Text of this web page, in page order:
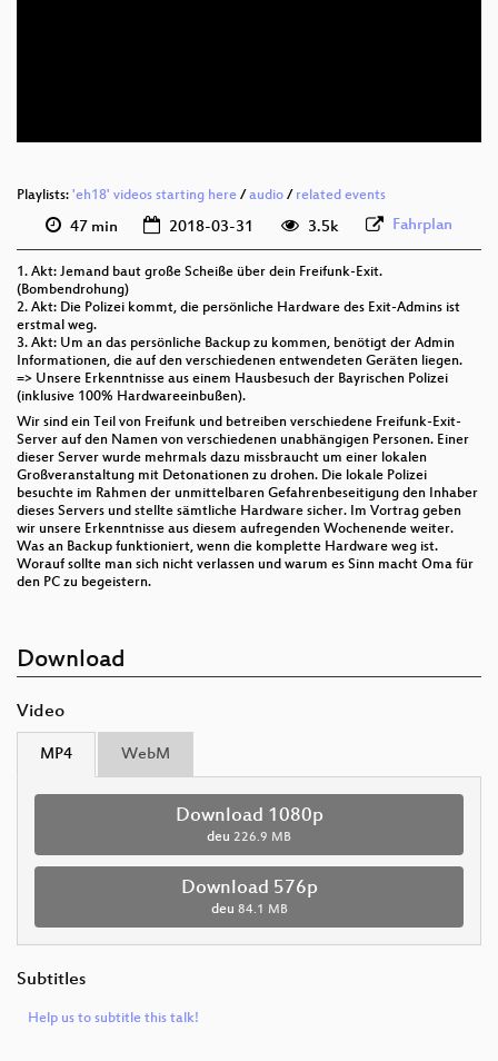
Playlists: 'eh18' videos starting here / audio / related events
47 min 2018-03-31 3.5k Fahrplan
1. Akt: Jemand baut große Scheiße über dein Freifunk-Exit.
(Bombendrohung)
2. Akt: Die Polizei kommt, die persönliche Hardware des Exit-Admins ist
erstmal weg.
3. Akt: Um an das persönliche Backup zu kommen, benötigt der Admin
Informationen, die auf den verschiedenen entwendeten Geräten liegen.
=> Unsere Erkenntnisse aus einem Hausbesuch der Bayrischen Polizei
(inklusive 100% Hardwareeinbußen).
Wir sind ein Teil von Freifunk und betreiben verschiedene Freifunk-Exit-
Server auf den Namen von verschiedenen unabhängigen Personen. Einer
dieser Server wurde mehrmals dazu missbraucht um einer lokalen
Großveranstaltung mit Detonationen zu drohen. Die lokale Polizei
besuchte im Rahmen der unmittelbaren Gefahrenbeseitigung den Inhaber
dieses Servers und stellte sämtliche Hardware sicher. Im Vortrag geben
wir unsere Erkenntnisse aus diesem aufregenden Wochenende weiter.
Was an Backup funktioniert, wenn die komplette Hardware weg ist.
Worauf sollte man sich nicht verlassen und warum es Sinn macht Oma für
den PC zu begeistern.
Download
Video
MP4 WebM
Download 1080p
deu 226.9 MB
Download 576p
deu 84.1 MB
Subtitles
Help us to subtitle this talk!